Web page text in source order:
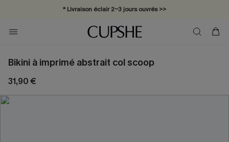
* Livraison éclair 2-3 jours ouvrés >>
Bikini à imprimé abstrait col scoop
31,90 €